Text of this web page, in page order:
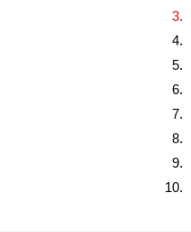
3.
4.
5.
6.
7.
8.
9.
10.